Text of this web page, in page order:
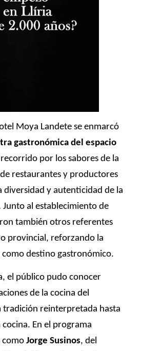
Moya Landete se enmarcó
gastronómica del espacio
por los sabores de la
restaurantes y productores
diversidad y autenticidad de la
Junto al establecimiento de
también otros referentes
provincial, reforzando la
como destino gastronómico.
el público pudo conocer
de la cocina del
reinterpretada hasta
En el programa
como Jorge Susinos, del